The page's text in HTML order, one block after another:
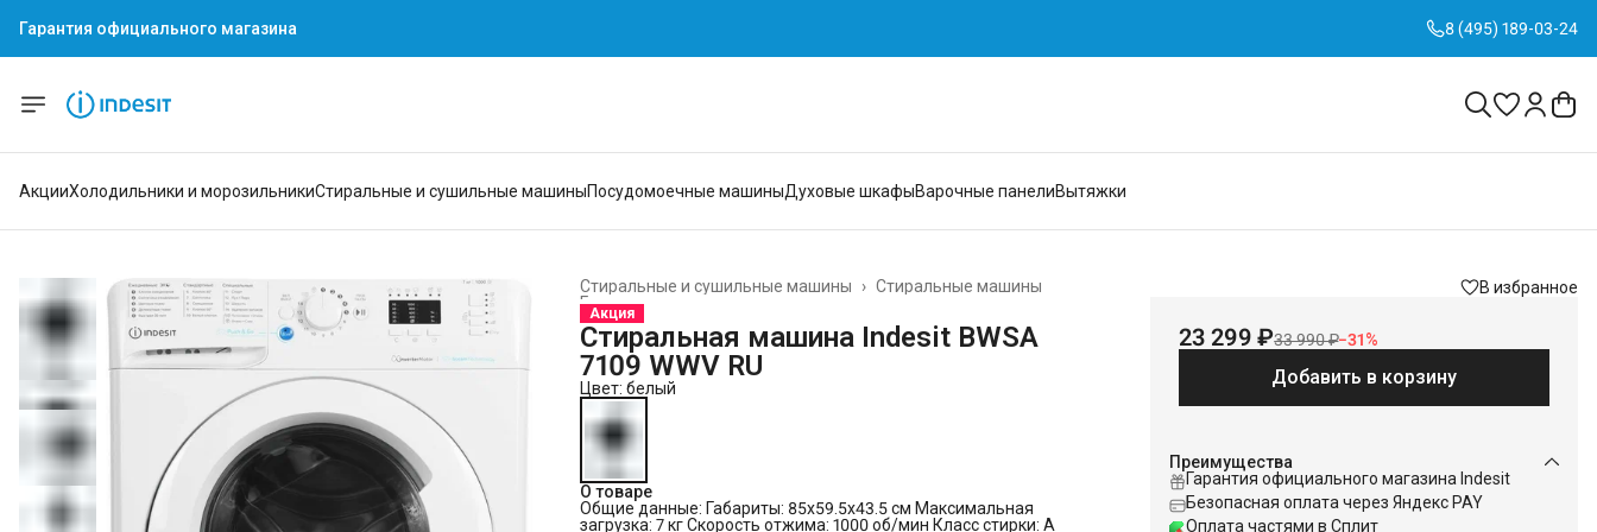
Гарантия официального магазина 8 (495) 189-03-24
АкцииХолодильники и морозильникиСтиральные и сушильные машиныПосудомоечные машиныДуховые шкафыВарочные панелиВытяжки
Стиральные машины
Стиральные и сушильные машины
›
Главная
Акция
Стиральная машина Indesit BWSA
7109 WWV RU
Цвет: белый
О товаре
Общие данные: Габариты: 85x59.5x43.5 см Максимальная
загрузка: 7 кг Скорость отжима: 1000 об/мин Класс стирки: A
В избранное
23 299 ₽33 990 ₽−31%
Добавить в корзину
Преимущества
Гарантия официального магазина Indesit
Безопасная оплата через Яндекс PAY
Оплата частями в Сплит